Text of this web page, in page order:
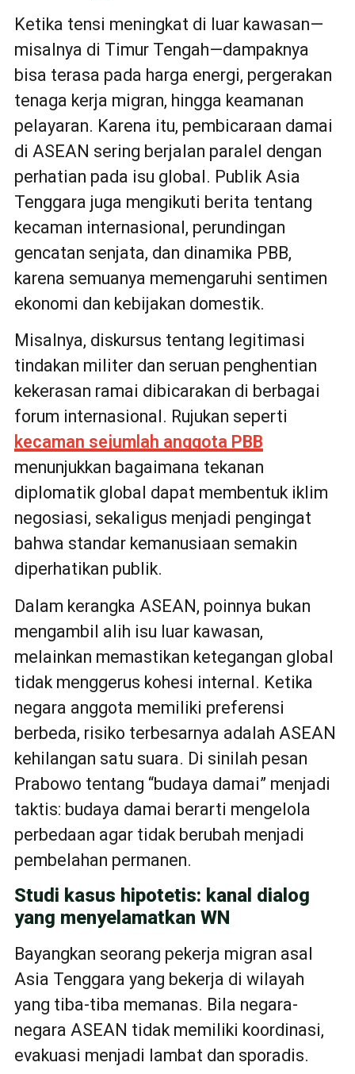
Ketika tensi meningkat di luar kawasan—
misalnya di Timur Tengah—dampaknya
bisa terasa pada harga energi, pergerakan
tenaga kerja migran, hingga keamanan
pelayaran. Karena itu, pembicaraan damai
di ASEAN sering berjalan paralel dengan
perhatian pada isu global. Publik Asia
Tenggara juga mengikuti berita tentang
kecaman internasional, perundingan
gencatan senjata, dan dinamika PBB,
karena semuanya memengaruhi sentimen
ekonomi dan kebijakan domestik.
Misalnya, diskursus tentang legitimasi
tindakan militer dan seruan penghentian
kekerasan ramai dibicarakan di berbagai
forum internasional. Rujukan seperti
kecaman sejumlah anggota PBB
menunjukkan bagaimana tekanan
diplomatik global dapat membentuk iklim
negosiasi, sekaligus menjadi pengingat
bahwa standar kemanusiaan semakin
diperhatikan publik.
Dalam kerangka ASEAN, poinnya bukan
mengambil alih isu luar kawasan,
melainkan memastikan ketegangan global
tidak menggerus kohesi internal. Ketika
negara anggota memiliki preferensi
berbeda, risiko terbesarnya adalah ASEAN
kehilangan satu suara. Di sinilah pesan
Prabowo tentang “budaya damai” menjadi
taktis: budaya damai berarti mengelola
perbedaan agar tidak berubah menjadi
pembelahan permanen.
Studi kasus hipotetis: kanal dialog
yang menyelamatkan WN
Bayangkan seorang pekerja migran asal
Asia Tenggara yang bekerja di wilayah
yang tiba-tiba memanas. Bila negara-
negara ASEAN tidak memiliki koordinasi,
evakuasi menjadi lambat dan sporadis.